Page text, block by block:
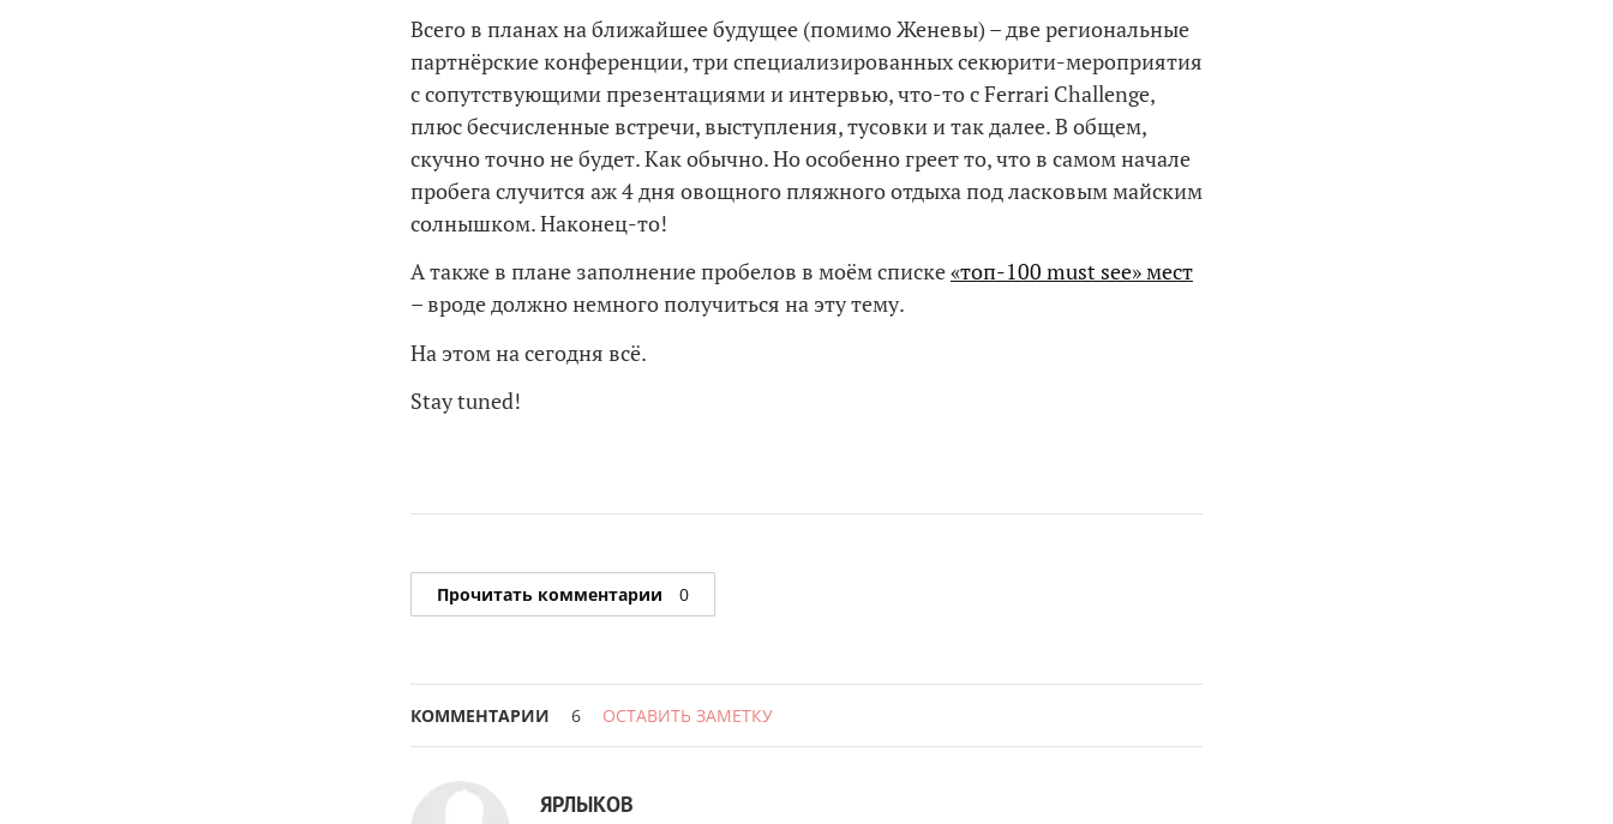
Всего в планах на ближайшее будущее (помимо Женевы) – две региональные
партнёрские конференции, три специализированных секюрити-мероприятия
с сопутствующими презентациями и интервью, что-то с Ferrari Challenge,
плюс бесчисленные встречи, выступления, тусовки и так далее. В общем,
скучно точно не будет. Как обычно. Но особенно греет то, что в самом начале
пробега случится аж 4 дня овощного пляжного отдыха под ласковым майским
солнышком. Наконец-то!
А также в плане заполнение пробелов в моём списке«топ-100 must see» мест
– вроде должно немного получиться на эту тему.
На этом на сегодня всё.
Stay tuned!
Прочитать комментарии 0
КОММЕНТАРИИ 6 ОСТАВИТЬ ЗАМЕТКУ
ЯРЛЫКОВ